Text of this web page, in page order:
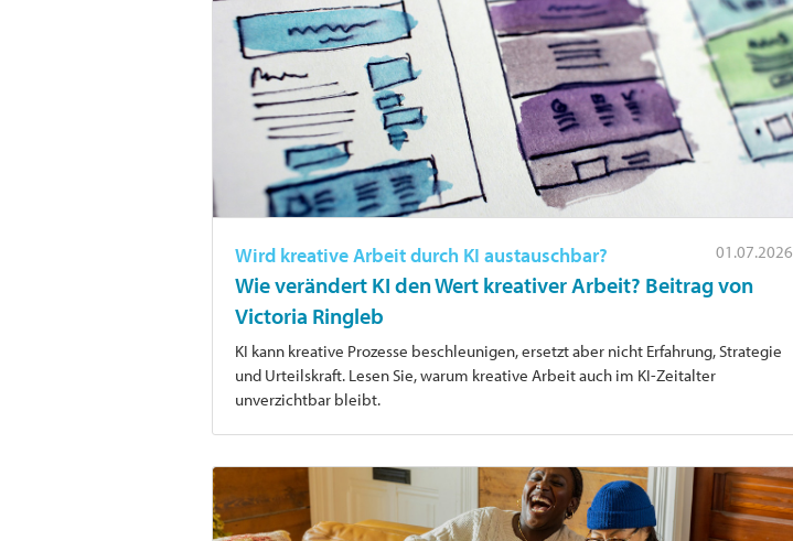
01.07.2026
Wird kreative Arbeit durch KI austauschbar?
Wie verändert KI den Wert kreativer Arbeit? Beitrag von
Victoria Ringleb
KI kann kreative Prozesse beschleunigen, ersetzt aber nicht Erfahrung, Strategie
und Urteilskraft. Lesen Sie, warum kreative Arbeit auch im KI-Zeitalter
unverzichtbar bleibt.